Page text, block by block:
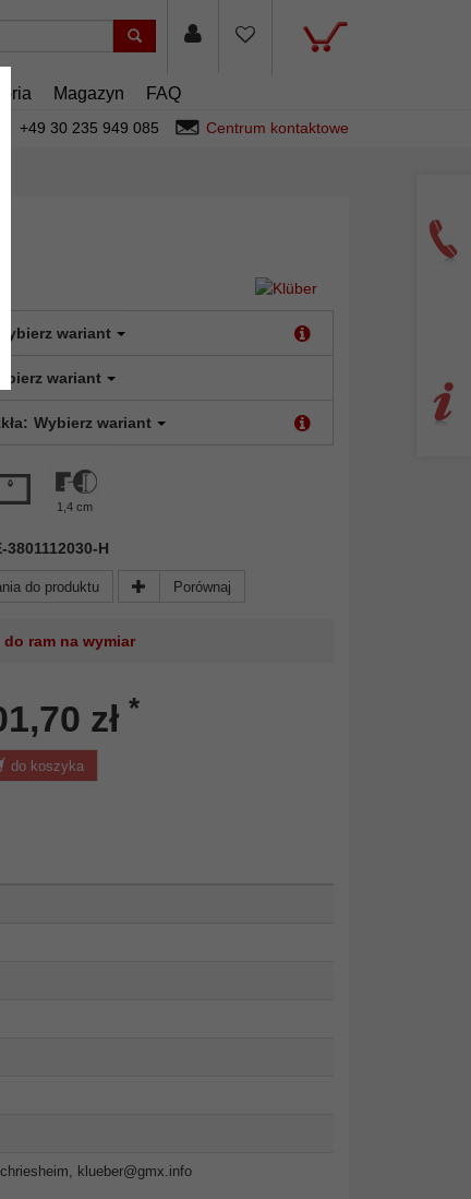
Magazyn FAQ
+49 30 235 949 085 Centrum kontaktowe
Wybierz wariant
wariant
Wybierz wariant
1,4 cm
3801112030-H
do produktu Porównaj
do ram na wymiar
zł *
do koszyka
klueber@gmx.info